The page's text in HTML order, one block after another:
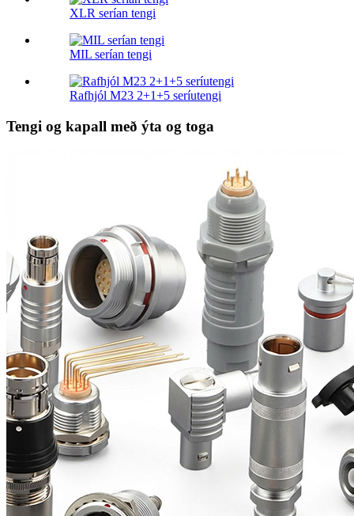
XLR serían tengi
MIL serían tengi
Rafhjól M23 2+1+5 seríutengi
Tengi og kapall með ýta og toga